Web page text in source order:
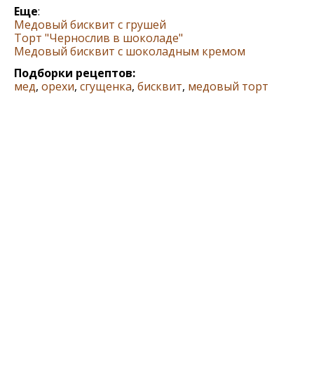
Еще:
Медовый бисквит с грушей
Торт "Чернослив в шоколаде"
Медовый бисквит с шоколадным кремом
Подборки рецептов:
мед, орехи, сгущенка, бисквит, медовый торт